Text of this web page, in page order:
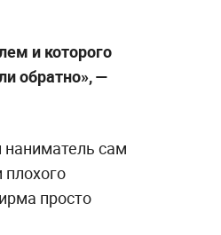
и которого
обратно», —
наниматель сам
просто